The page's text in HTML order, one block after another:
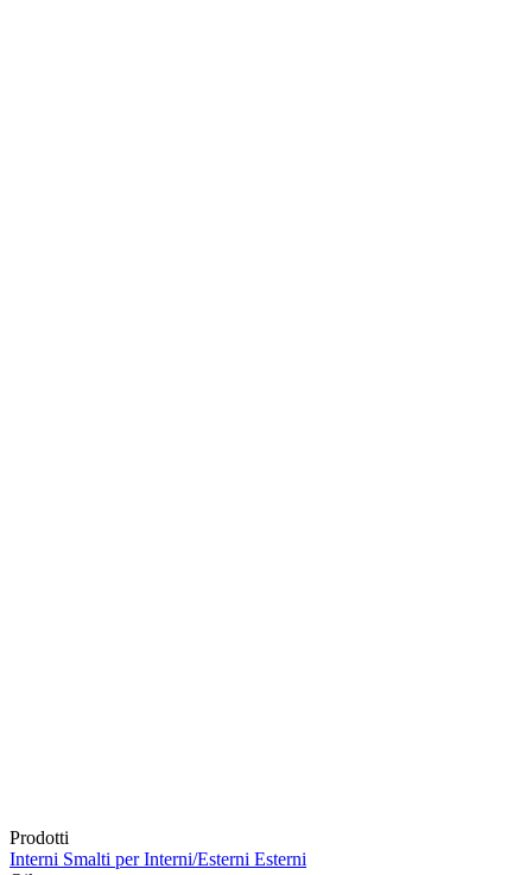
Prodotti
Interni Smalti per Interni/Esterni Esterni